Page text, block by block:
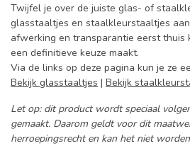
Twijfel je over de juiste glas- of
glasstaaltjes en staalkleurstaaltjes
afwerking en transparantie eerst thuis
een definitieve keuze maakt.
Via de links op deze pagina kun je ze
Bekijk glasstaaltjes | Bekijk
Let op: dit product wordt speciaal
gemaakt. Daarom geldt voor dit
herroepingsrecht en kan het niet